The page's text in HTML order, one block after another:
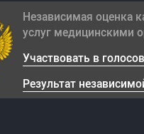
Независимая оценка
услуг медицинскими
Участвовать в
Результат